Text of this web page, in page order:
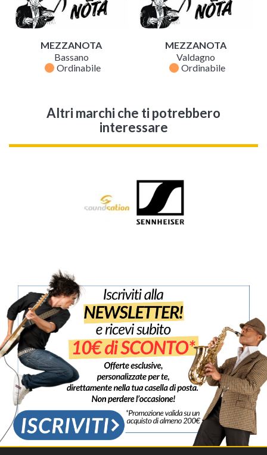
MEZZANOTA
Bassano
fiber_manual_record Ordinabile
MEZZANOTA
Valdagno
fiber_manual_record Ordinabile
Altri marchi che ti potrebbero
interessare